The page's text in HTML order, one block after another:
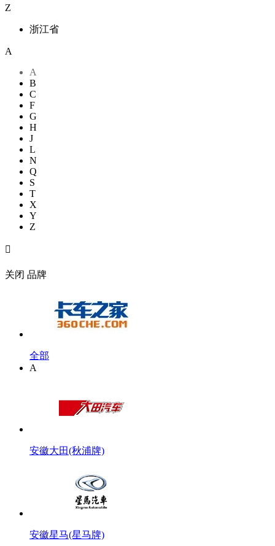
Z
浙江省
A
A
B
C
F
G
H
J
L
N
Q
S
T
X
Y
Z

关闭 品牌
全部
A
安徽大田(秋浦牌)
安徽星马(星马牌)